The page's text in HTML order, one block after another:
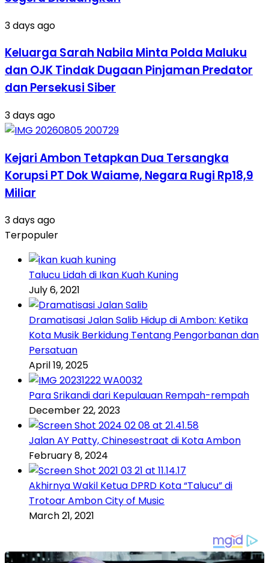
3 days ago
Keluarga Sarah Nabila Minta Polda Maluku
dan OJK Tindak Dugaan Pinjaman Predator
dan Persekusi Siber
3 days ago
Kejari Ambon Tetapkan Dua Tersangka
Korupsi PT Dok Waiame, Negara Rugi Rp18,9
Miliar
3 days ago
Terpopuler
Talucu Lidah di Ikan Kuah Kuning
July 6, 2021
Dramatisasi Jalan Salib Hidup di Ambon: Ketika
Kota Musik Berkidung Tentang Pengorbanan dan
Persatuan
April 19, 2025
Para Srikandi dari Kepulauan Rempah-rempah
December 22, 2023
Jalan AY Patty, Chinesestraat di Kota Ambon
February 8, 2024
Akhirnya Wakil Ketua DPRD Kota “Talucu” di
Trotoar Ambon City of Music
March 21, 2021